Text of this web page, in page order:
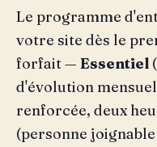
Le programme
votre site dès le
forfait — Essentiel
d'évolution
renforcée, deux
(personne